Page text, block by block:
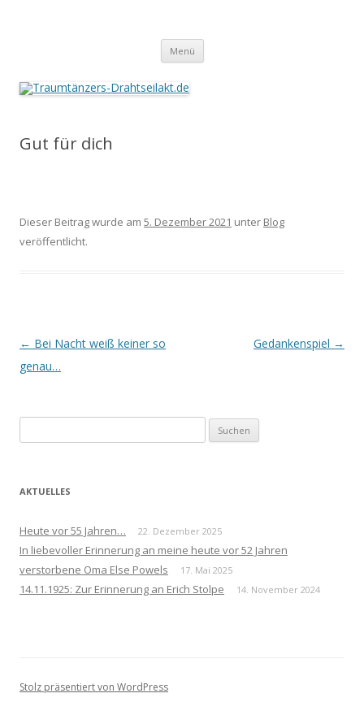
Menü Springe
Inhalt
Gut für dich
Dieser Beitrag wurde am 5. Dezember 2021 unter Blog
veröffentlicht.
Beitrags-
Navigation
← Bei Nacht weiß keiner so
genau…
Gedankenspiel →
nach:
AKTUELLES
Heute vor 55 Jahren… 22. Dezember 2025
In liebevoller Erinnerung an meine heute vor 52 Jahren
verstorbene Oma Else Powels
17. Mai 2025
14.11.1925: Zur Erinnerung an Erich Stolpe 14. November 2024
Stolz präsentiert von WordPress